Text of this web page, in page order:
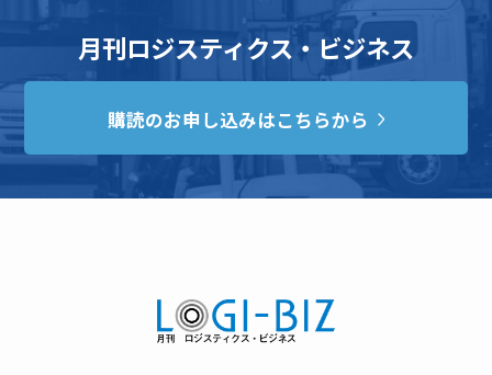
月刊ロジスティクス・ビジネス
購読のお申し込みはこちらから